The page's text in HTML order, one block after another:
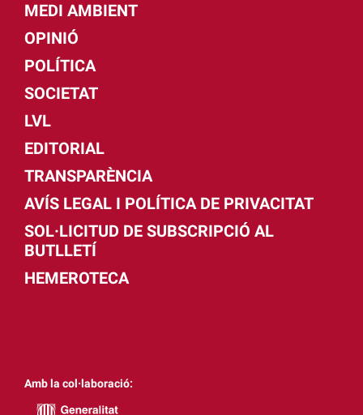
MEDI AMBIENT
OPINIÓ
POLÍTICA
SOCIETAT
LVL
EDITORIAL
TRANSPARÈNCIA
AVÍS LEGAL I POLÍTICA DE PRIVACITAT
SOL·LICITUD DE SUBSCRIPCIÓ AL
BUTLLETÍ
HEMEROTECA
Amb la col·laboració: